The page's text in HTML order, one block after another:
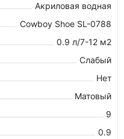
Акриловая водная
Cowboy Shoe SL-0788
0.9 л/7-12 м2
Слабый
Нет
Матовый
9
0.9